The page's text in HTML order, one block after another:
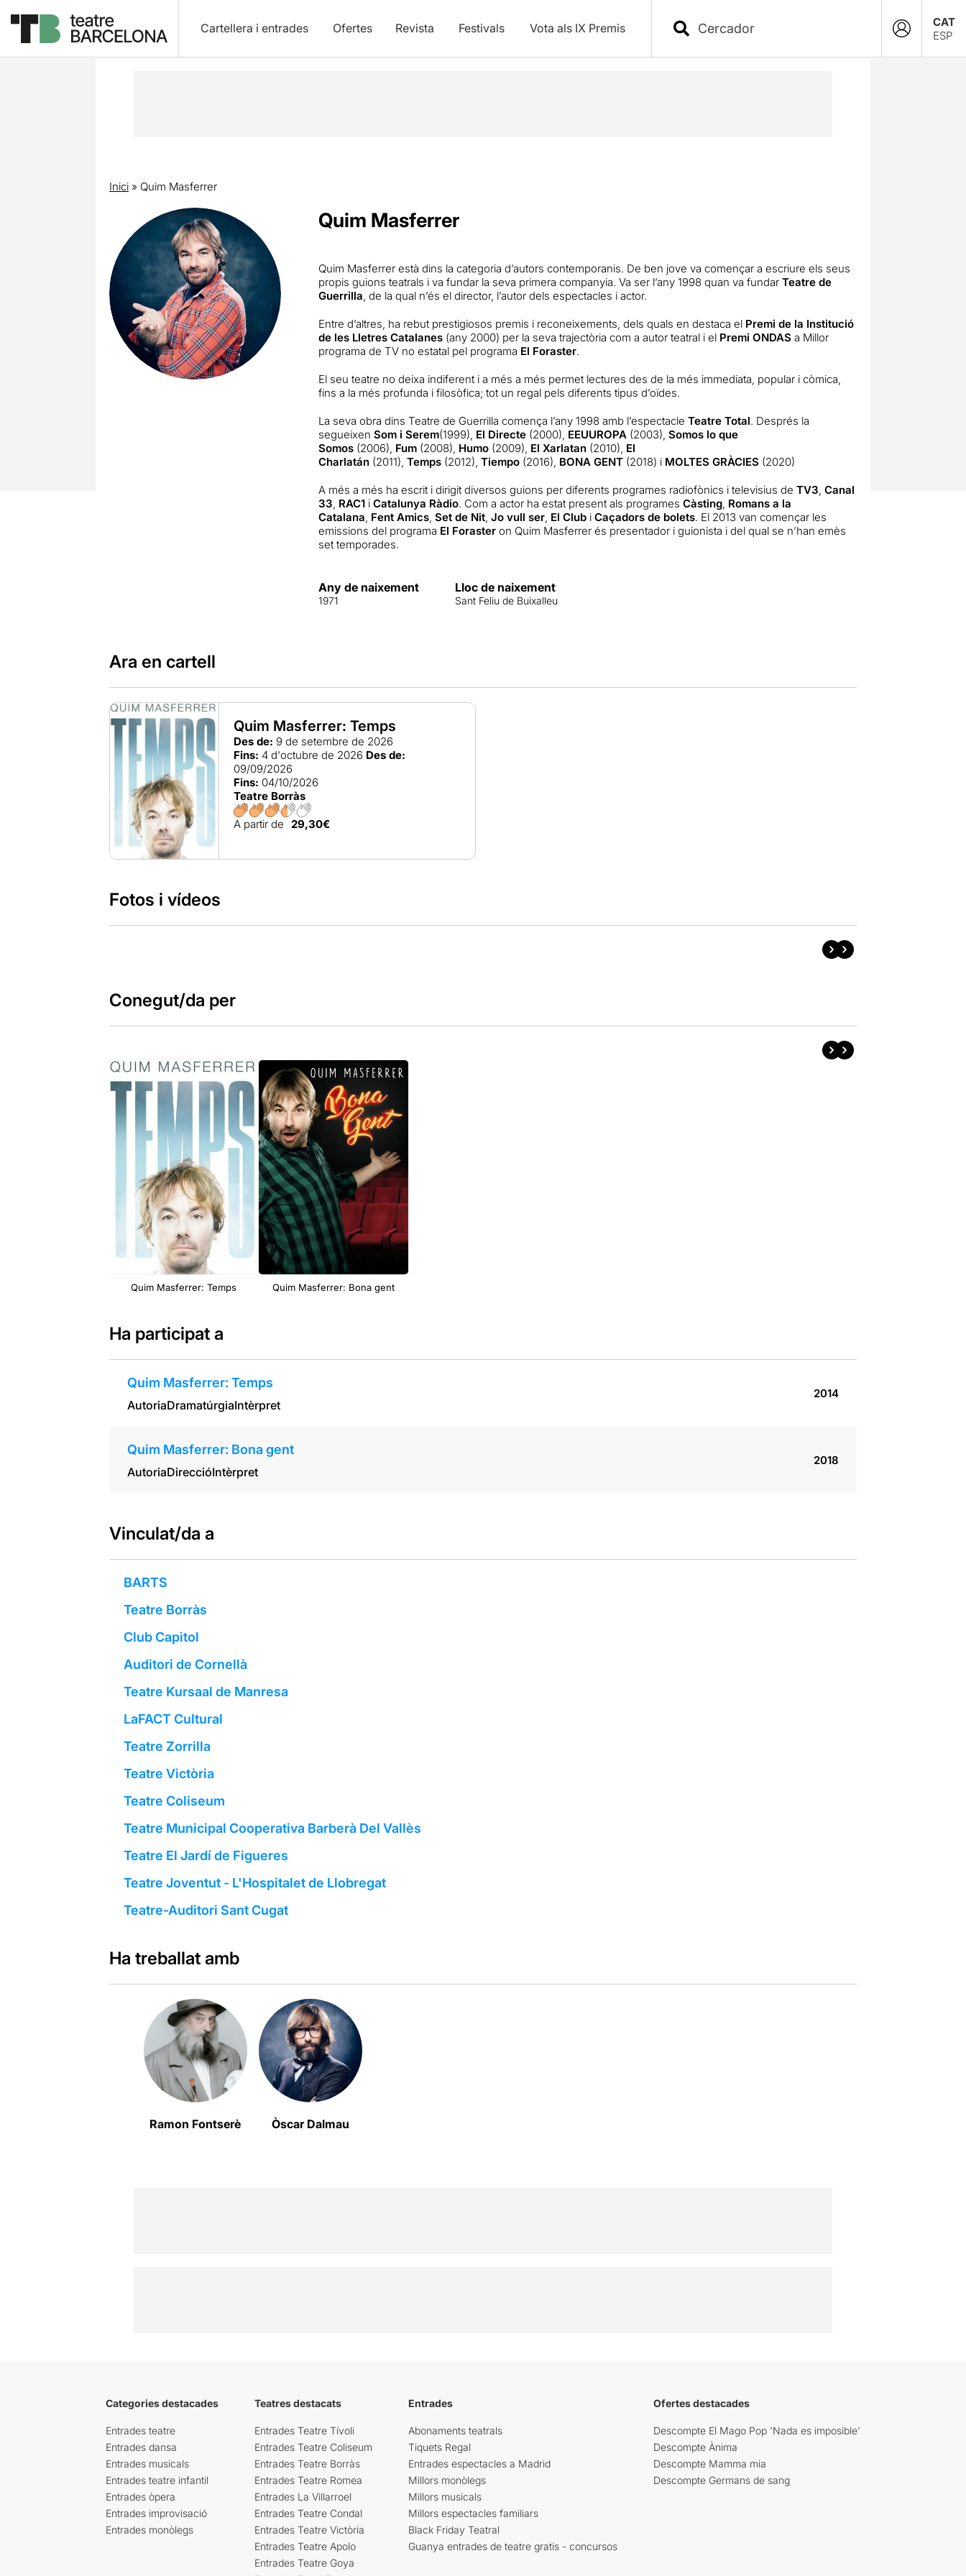
Cartellera i entrades Ofertes Revista Festivals Vota als IX Premis
CAT
ESP
Inici» Quim Masferrer
Quim Masferrer
Quim Masferrer està dins la categoria d’autors contemporanis. De ben jove va començar a escriure els seus
propis guions teatrals i va fundar la seva primera companyia. Va ser l’any 1998 quan va fundarTeatre de
Guerrilla, de la qual n’és el director, l’autor dels espectacles i actor.
Entre d’altres, ha rebut prestigiosos premis i reconeixements, dels quals en destaca el Premi de la Institució
de les Lletres Catalanes (any 2000) per la seva trajectòria com a autor teatral i el Premi ONDAS a Millor
programa de TV no estatal pel programa El Foraster.
El seu teatre no deixa indiferent i a més a més permet lectures des de la més immediata, popular i còmica,
fins a la més profunda i filosòfica; tot un regal pels diferents tipus d’oïdes.
La seva obra dins Teatre de Guerrilla comença l’any 1998 amb l’espectacleTeatre Total. Després la
segueixenSom i Serem(1999), El Directe (2000), EEUUROPA (2003),Somos lo que
Somos (2006), Fum (2008), Humo (2009), El Xarlatan (2010), El
Charlatán (2011),Temps (2012),Tiempo (2016), BONA GENT (2018) i MOLTES GRÀCIES (2020)
A més a més ha escrit i dirigit diversos guions per diferents programes radiofònics i televisius deTV3,Canal
33, RAC1 iCatalunya Ràdio. Com a actor ha estat present als programesCàsting, Romans a la
Catalana, Fent Amics,Set de Nit,Jo vull ser, El Club iCaçadors de bolets. El 2013 van començar les
emissions del programa El Foraster on Quim Masferrer és presentador i guionista i del qual se n’han emès
set temporades.
Any de naixement
1971
Lloc de naixement
Sant Feliu de Buixalleu
Ara en cartell
Quim Masferrer: Temps
Des de: 9 de setembre de 2026
Fins: 4 d'octubre de 2026 Des de:
09/09/2026
Fins: 04/10/2026
Teatre Borràs
A partir de 29,30€
Fotos i vídeos
Conegut/da per
Quim Masferrer: Temps Quim Masferrer: Bona gent
Ha participat a
Quim Masferrer: Temps
AutoriaDramatúrgiaIntèrpret
2014
Quim Masferrer: Bona gent
AutoriaDireccióIntèrpret
2018
Vinculat/da a
BARTS
Teatre Borràs
Club Capitol
Auditori de Cornellà
Teatre Kursaal de Manresa
LaFACT Cultural
Teatre Zorrilla
Teatre Victòria
Teatre Coliseum
Teatre Municipal Cooperativa Barberà Del Vallès
Teatre El Jardí de Figueres
Teatre Joventut - L'Hospitalet de Llobregat
Teatre-Auditori Sant Cugat
Ha treballat amb
Ramon Fontserè Òscar Dalmau
Categories destacades
Entrades teatre
Entrades dansa
Entrades musicals
Entrades teatre infantil
Entrades òpera
Entrades improvisació
Entrades monòlegs
Teatres destacats
Entrades Teatre Tívoli
Entrades Teatre Coliseum
Entrades Teatre Borràs
Entrades Teatre Romea
Entrades La Villarroel
Entrades Teatre Condal
Entrades Teatre Victòria
Entrades Teatre Apolo
Entrades Teatre Goya
Entrades
Abonaments teatrals
Tiquets Regal
Entrades espectacles a Madrid
Millors monòlegs
Millors musicals
Millors espectacles familiars
Black Friday Teatral
Guanya entrades de teatre gratis - concursos
Ofertes destacades
Descompte El Mago Pop 'Nada es imposible'
Descompte Ànima
Descompte Mamma mia
Descompte Germans de sang